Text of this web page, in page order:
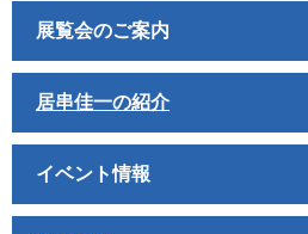
展覧会のご案内
居串佳一の紹介
イベント情報